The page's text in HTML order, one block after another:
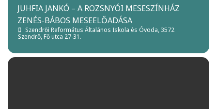
JUHFIA JANKÓ – A ROZSNYÓI MESESZÍNHÁZ
ZENÉS-BÁBOS MESEELŐADÁSA
Szendrői Református Általános Iskola és Óvoda, 3572
Szendrő, Fő utca 27-31.